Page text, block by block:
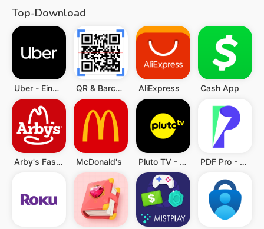
Top-Download
Uber - Eine Fahrt bestellen QR & Barcode Scanner (Deutsch) AliExpress Cash App
Arby's Fast Food Sandwiches McDonald's Pluto TV - TV, Filme & Serien PDF Pro - Reader & Maker